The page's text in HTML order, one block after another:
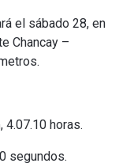
el sábado 28, en
Chancay –
horas.
segundos.